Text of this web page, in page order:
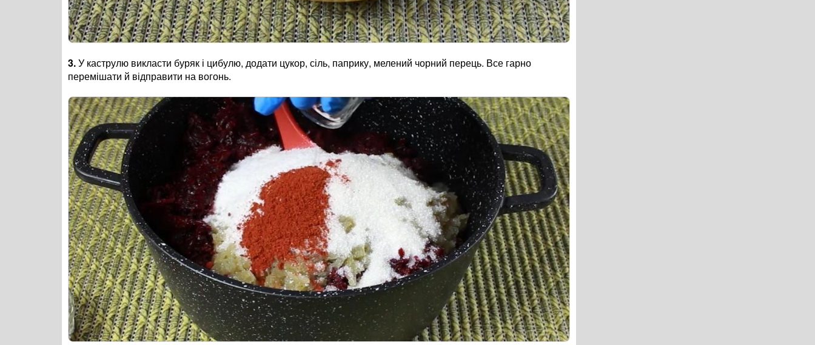
3.У каструлю викласти буряк і цибулю, додати цукор, сіль, паприку, мелений чорний перець. Все гарно
перемішати й відправити на вогонь.